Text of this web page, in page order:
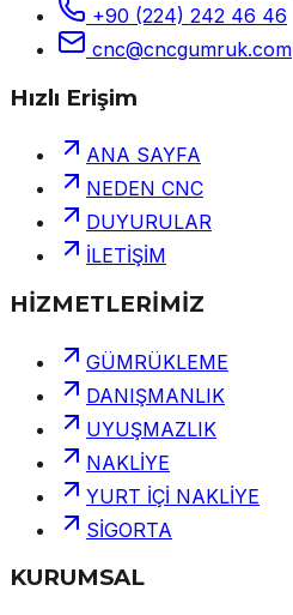
+90 (224) 242 46 46
cnc@cncgumruk.com
Hızlı Erişim
ANA SAYFA
NEDEN CNC
DUYURULAR
İLETİŞİM
HİZMETLERİMİZ
GÜMRÜKLEME
DANIŞMANLIK
UYUŞMAZLIK
NAKLİYE
YURT İÇİ NAKLİYE
SİGORTA
KURUMSAL